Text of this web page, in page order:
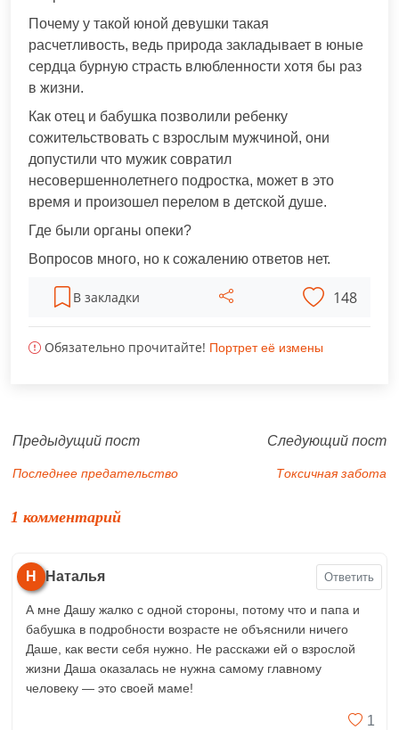
Почему у такой юной девушки такая
расчетливость, ведь природа закладывает в юные
сердца бурную страсть влюбленности хотя бы раз
в жизни.
Как отец и бабушка позволили ребенку
сожительствовать с взрослым мужчиной, они
допустили что мужик совратил
несовершеннолетнего подростка, может в это
время и произошел перелом в детской душе.
Где были органы опеки?
Вопросов много, но к сожалению ответов нет.
В закладки 148
Обязательно прочитайте! Портрет её измены
Предыдущий пост
Последнее предательство
Следующий пост
Токсичная забота
1 комментарий
Н Наталья Ответить
А мне Дашу жалко с одной стороны, потому что и папа и
бабушка в подробности возрасте не объяснили ничего
Даше, как вести себя нужно. Не расскажи ей о взрослой
жизни Даша оказалась не нужна самому главному
человеку — это своей маме!
1